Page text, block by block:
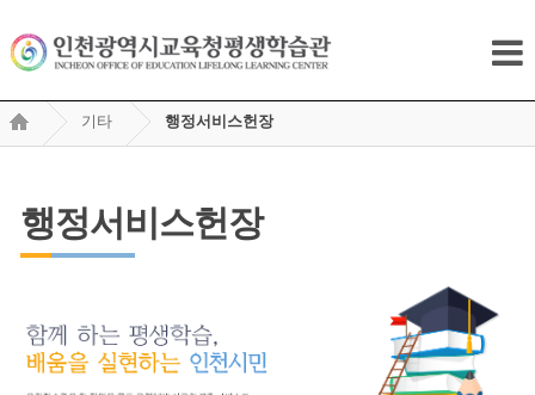
기타 행정서비스헌장
행정서비스헌장